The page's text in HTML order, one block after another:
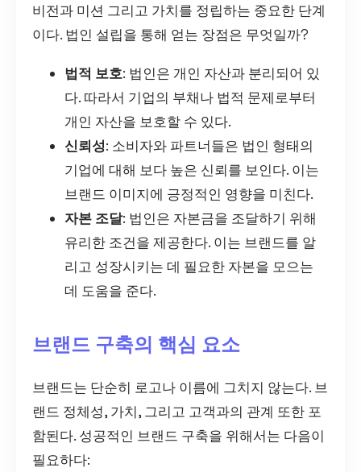
비전과 미션 그리고 가치를 정립하는 중요한 단계
이다. 법인 설립을 통해 얻는 장점은 무엇일까?
법적 보호: 법인은 개인 자산과 분리되어 있
다. 따라서 기업의 부채나 법적 문제로부터
개인 자산을 보호할 수 있다.
신뢰성: 소비자와 파트너들은 법인 형태의
기업에 대해 보다 높은 신뢰를 보인다. 이는
브랜드 이미지에 긍정적인 영향을 미친다.
자본 조달: 법인은 자본금을 조달하기 위해
유리한 조건을 제공한다. 이는 브랜드를 알
리고 성장시키는 데 필요한 자본을 모으는
데 도움을 준다.
브랜드 구축의 핵심 요소
브랜드는 단순히 로고나 이름에 그치지 않는다. 브
랜드 정체성, 가치, 그리고 고객과의 관계 또한 포
함된다. 성공적인 브랜드 구축을 위해서는 다음이
필요하다: